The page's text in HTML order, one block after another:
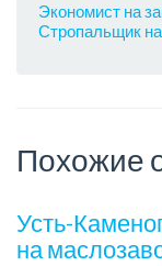
Экономист на
Стропальщик
Похожие
Усть-
на